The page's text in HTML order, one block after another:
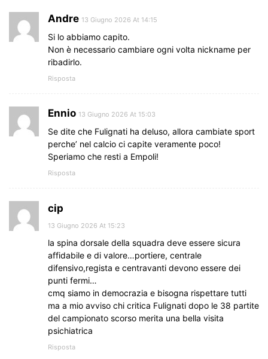
Andre 13 Giugno 2026 At 14:15
Si lo abbiamo capito.
Non è necessario cambiare ogni volta nickname per
ribadirlo.
Risposta
Ennio 13 Giugno 2026 At 15:03
Se dite che Fulignati ha deluso, allora cambiate sport
perche’ nel calcio ci capite veramente poco!
Speriamo che resti a Empoli!
Risposta
cip
13 Giugno 2026 At 15:23
la spina dorsale della squadra deve essere sicura
affidabile e di valore…portiere, centrale
difensivo,regista e centravanti devono essere dei
punti fermi…
cmq siamo in democrazia e bisogna rispettare tutti
ma a mio avviso chi critica Fulignati dopo le 38 partite
del campionato scorso merita una bella visita
psichiatrica
Risposta